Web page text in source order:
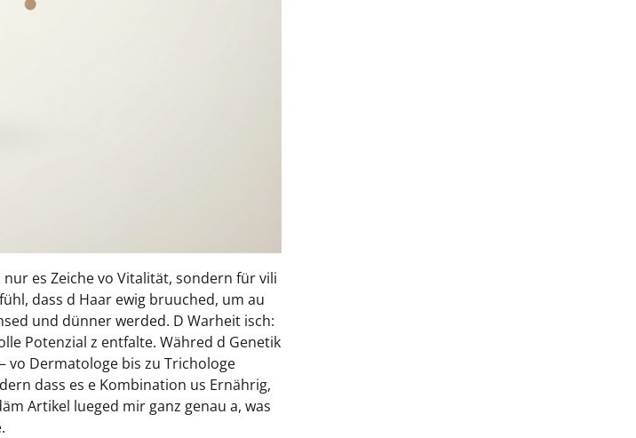
es Zeiche vo Vitalität, sondern für vili
dass d Haar ewig bruuched, um au
und dünner werded. D Warheit isch:
Potenzial z entfalte. Währed d Genetik
vo Dermatologe bis zu Trichologe
dass es e Kombination us Ernährig,
Artikel lueged mir ganz genau a, was